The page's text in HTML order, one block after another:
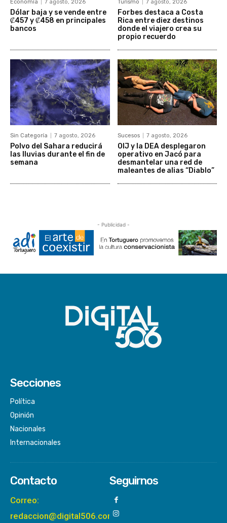
Economía 7 agosto, 2026
Dólar baja y se vende entre
₡457 y ₡458 en principales
bancos
Turismo 7 agosto, 2026
Forbes destaca a Costa
Rica entre diez destinos
donde el viajero crea su
propio recuerdo
Sin Categoría 7 agosto, 2026
Polvo del Sahara reducirá
las lluvias durante el fin de
semana
Sucesos 7 agosto, 2026
OIJ y la DEA desplegaron
operativo en Jacó para
desmantelar una red de
maleantes de alias “Diablo”
- Publicidad -
Secciones
Política
Opinión
Nacionales
Internacionales
Contacto
Correo:
redaccion@digital506.com
Seguirnos